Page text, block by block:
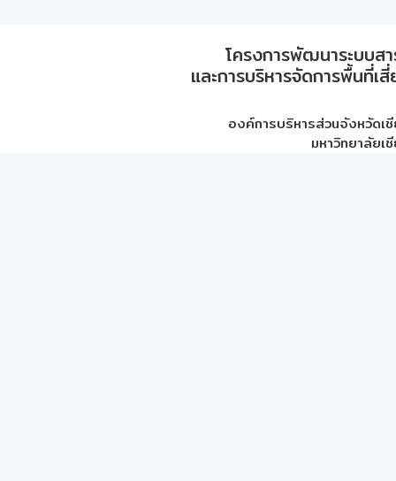
โครงการพัฒนาระบบส
และการบริหารจัดการพื้นที่เ
องค์การบริหารส่วนจังหวัดเ
มหาวิทยาลัยเ